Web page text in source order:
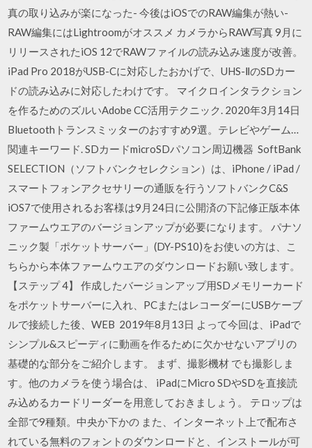
真の取り込みが楽になった- 今後はiOSでのRAW編集が熱い-
RAW編集にはLightroomがオススメ カメラからRAW写真 9月に
リリースされたiOS 12でRAWファイルの読み込み速度が改善。
iPad Pro 2018がUSB-Cに対応したおかげで、UHS-ⅡのSDカー
ドの読み込みに対応したわけです。 マイクロインタラクション
を作るためのズルいAdobe CC活用テクニック. 2020年3月14日
Bluetoothトランスミッターのおすすめ9選。テレビやゲーム…
関連キーワード. SDカードmicroSDパソコン周辺機器 SoftBank
SELECTION（ソフトバンクセレクション）は、iPhone / iPad /
スマートフォンアクセサリーの通販を行うソフトバンクC&S
iOS7で使用されるお客様は9月24日に公開済の下記修正版本体
ファームウエアのバージョンアップが必要になります。 パナソ
ニック製「ポケットサーバー」(DY-PS10)をお使いの方は、こ
ちらから本体ファームウエアのダウンロードお願い致します。
【ステップ 4】 作成したバージョンアップ用SDメモリーカード
をポケットサーバーに入れ、PCまたはレコーダーにUSBケーブ
ルで接続した後、WEB 2019年8月13日 よって今回は、iPadで
シンプル&スピーディに動画を作るために欠かせないアプリの
基礎的な部分をご紹介します。 まず、撮影機材 でも撮影しま
す。他のカメラを使う場合は、 iPadにMicro SDやSDを直接読
み込めるカードリーダーを用意しておきましょう。 テロップは
全部で9種類。中央か下かの また、インターネット上で配布さ
れている無料のフォントのダウンロードと、インストールが可